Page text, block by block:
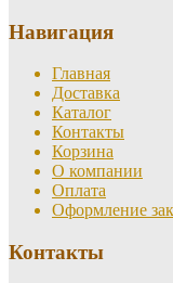
Навигация
Главная
Доставка
Каталог
Контакты
Корзина
О компании
Оплата
Оформление
Контакты